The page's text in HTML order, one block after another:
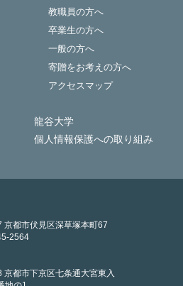
教職員の方へ
卒業生の方へ
一般の方へ
寄贈をお考えの方へ
アクセスマップ
龍谷大学
個人情報保護への取り組み
京都市伏見区深草塚本町67
2564
京都市下京区七条通大宮東入